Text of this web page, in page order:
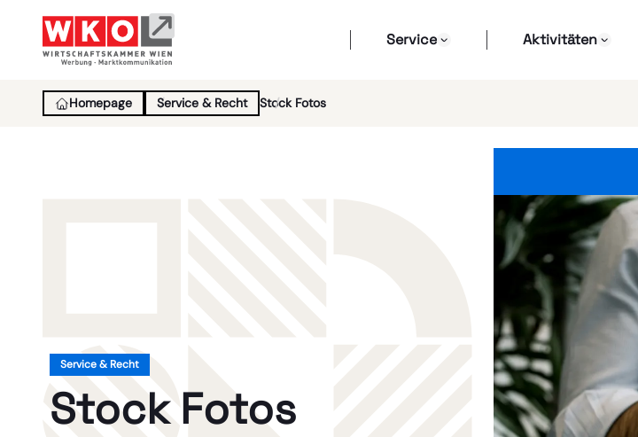
Service Aktivitäten
Homepage Service & Recht Stock Fotos
Service & Recht
Stock Fotos